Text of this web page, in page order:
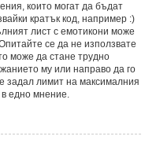
които могат да бъдат
кратък код, например :)
лист с емотикони може
се да не използвате
може да стане трудно
му или направо да го
задал лимит на максималния
едно мнение.